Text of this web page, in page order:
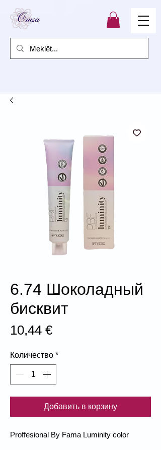
6.74 Шоколадный
бисквит
10,44 €Цена
Количество *
Добавить в корзину
Proffesional By Fama Luminity color